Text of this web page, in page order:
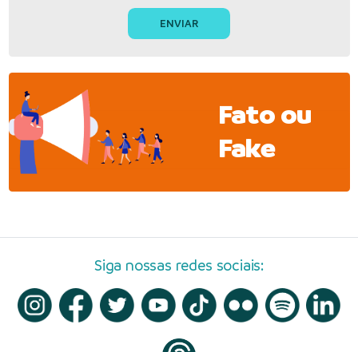
Fato ou
Fake
Siga nossas redes sociais: